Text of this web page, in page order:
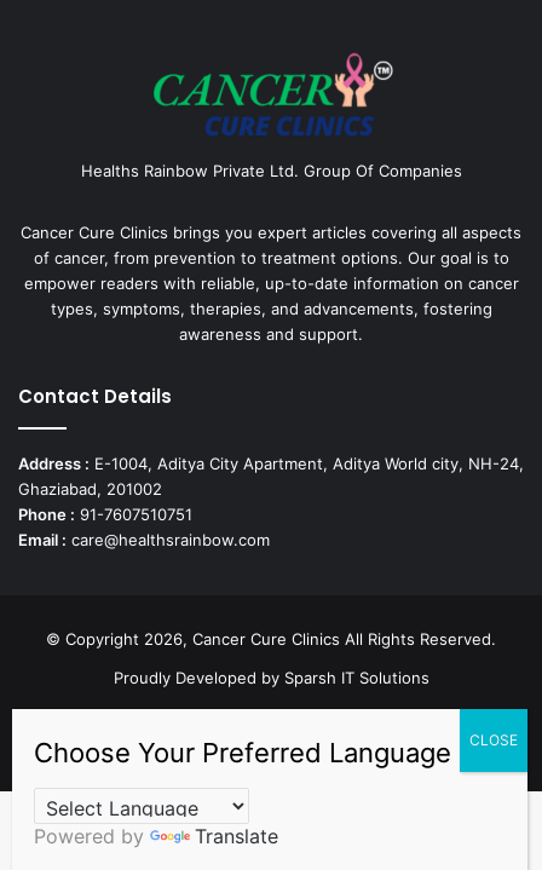
Healths Rainbow Private Ltd. Group Of Companies
Cancer Cure Clinics brings you expert articles covering all aspects
of cancer, from prevention to treatment options. Our goal is to
empower readers with reliable, up-to-date information on cancer
types, symptoms, therapies, and advancements, fostering
awareness and support.
Contact Details
Address : E-1004, Aditya City Apartment, Aditya World city, NH-24,
Ghaziabad, 201002
Phone : 91-7607510751
Email : care@healthsrainbow.com
© Copyright 2026, Cancer Cure Clinics All Rights Reserved.
Proudly Developed by Sparsh IT Solutions
Facebook PinterestLinkedIn Instagram
TikTok
Powered by Translate